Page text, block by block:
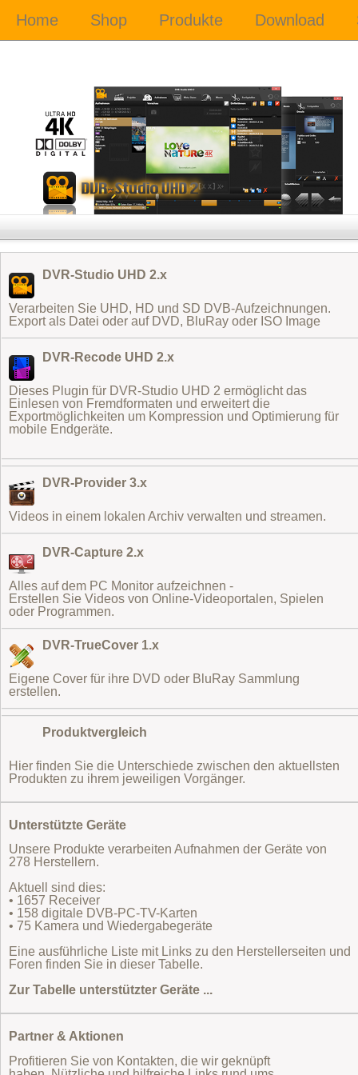
DVR-Studio UHD 2.x
Verarbeiten Sie UHD, HD und SD DVB-Aufzeichnungen.
Export als Datei oder auf DVD, BluRay oder ISO Image
DVR-Recode UHD 2.x
Dieses Plugin für DVR-Studio UHD 2 ermöglicht das
Einlesen von Fremdformaten und erweitert die
Exportmöglichkeiten um Kompression und Optimierung für
mobile Endgeräte.
DVR-Provider 3.x
Videos in einem lokalen Archiv verwalten und streamen.
DVR-Capture 2.x
Alles auf dem PC Monitor aufzeichnen -
Erstellen Sie Videos von Online-Videoportalen, Spielen
oder Programmen.
DVR-TrueCover 1.x
Eigene Cover für ihre DVD oder BluRay Sammlung
erstellen.
Produktvergleich
Hier finden Sie die Unterschiede zwischen den aktuellsten
Produkten zu ihrem jeweiligen Vorgänger.
Unterstützte Geräte
Unsere Produkte verarbeiten Aufnahmen der Geräte von
278 Herstellern.
Aktuell sind dies:
• 1657 Receiver
• 158 digitale DVB-PC-TV-Karten
• 75 Kamera und Wiedergabegeräte
Eine ausführliche Liste mit Links zu den Herstellerseiten und
Foren finden Sie in dieser Tabelle.
Zur Tabelle unterstützter Geräte ...
Partner & Aktionen
Profitieren Sie von Kontakten, die wir geknüpft